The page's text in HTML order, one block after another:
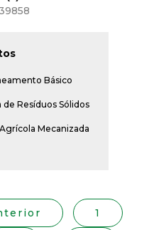
Básico
Resíduos Sólidos
Mecanizada
1